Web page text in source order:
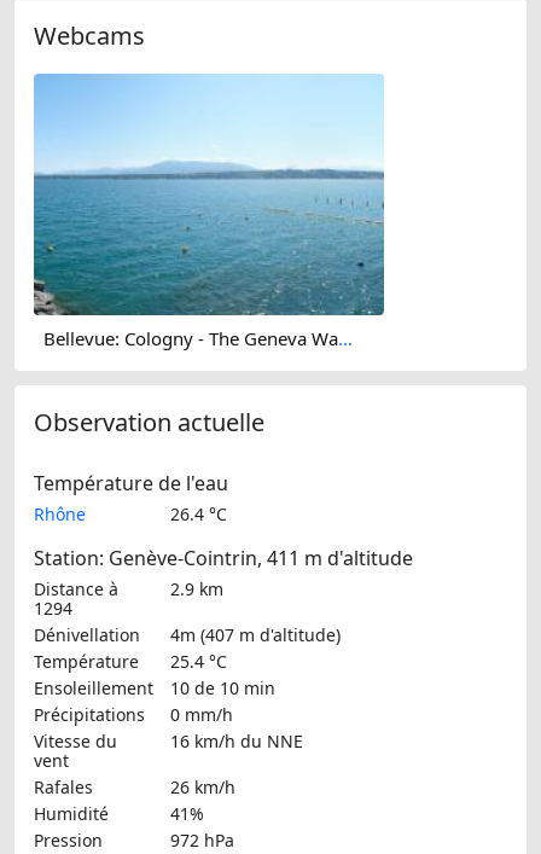
Webcams
Bellevue: Cologny - The Geneva Water Fountain - Geneva - Les Voirons - Salève - Le Môle - Lake Geneva - Mont Blanc
Observation actuelle
Température de l'eau
Rhône 26.4 °C
Station: Genève-Cointrin, 411 m d'altitude
Distance à
1294
2.9 km
Dénivellation
4m (407 m d'altitude)
Température
25.4 °C
Ensoleillement
10 de 10 min
Précipitations
0 mm/h
Vitesse du
vent
16 km/h du NNE
Rafales
26 km/h
Humidité
41%
Pression
972 hPa